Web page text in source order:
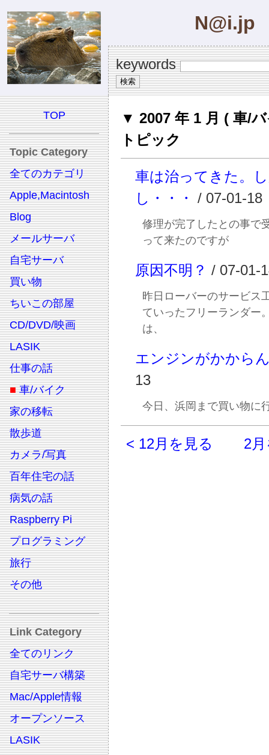
N@i.jp
keywords
TOP
Topic Category
全てのカテゴリ
Apple,Macintosh
Blog
メールサーバ
自宅サーバ
買い物
ちいこの部屋
CD/DVD/映画
LASIK
仕事の話
■ 車/バイク
家の移転
散歩道
カメラ/写真
百年住宅の話
病気の話
Raspberry Pi
プログラミング
旅行
その他
Link Category
全てのリンク
自宅サーバ構築
Mac/Apple情報
オープンソース
LASIK
▼ 2007 年 1 月 ( 車/
トピック
車は治ってきた。
し・・・ / 07-01-18
修理が完了したとの事で
って来たのですが
原因不明？ / 07-01-
昨日ローバーのサービス
ていったフリーランダー
は、
エンジンがかから
13
今日、浜岡まで買い物に
< 12月を見る 2